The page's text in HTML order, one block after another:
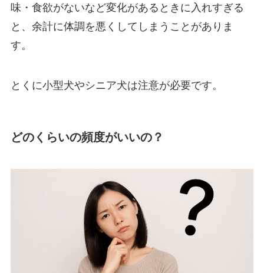
味・食欲がないなど変化があるときに入れすぎる
と、余計に体調を悪くしてしまうことがありま
す。
とくに小型犬やシニア犬は注意が必要です。
どのくらいの頻度がいいの？